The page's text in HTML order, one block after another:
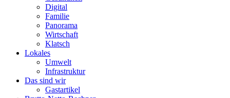
Digital
Familie
Panorama
Wirtschaft
Klatsch
Lokales
Umwelt
Infrastruktur
Das sind wir
Gastartikel